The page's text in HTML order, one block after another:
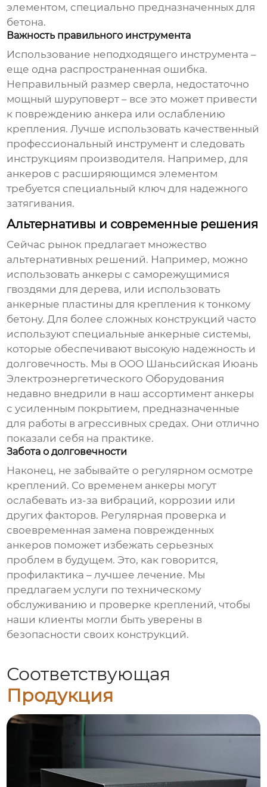
элементом, специально предназначенных для
бетона.
Важность правильного инструмента
Использование неподходящего инструмента –
еще одна распространенная ошибка.
Неправильный размер сверла, недостаточно
мощный шуруповерт – все это может привести
к повреждению анкера или ослаблению
крепления. Лучше использовать качественный
профессиональный инструмент и следовать
инструкциям производителя. Например, для
анкеров с расширяющимся элементом
требуется специальный ключ для надежного
затягивания.
Альтернативы и современные решения
Сейчас рынок предлагает множество
альтернативных решений. Например, можно
использовать анкеры с саморежущимися
гвоздями для дерева, или использовать
анкерные пластины для крепления к тонкому
бетону. Для более сложных конструкций часто
используют специальные анкерные системы,
которые обеспечивают высокую надежность и
долговечность. Мы в ООО Шаньсийская Июань
Электроэнергетического Оборудования
недавно внедрили в наш ассортимент анкеры
с усиленным покрытием, предназначенные
для работы в агрессивных средах. Они отлично
показали себя на практике.
Забота о долговечности
Наконец, не забывайте о регулярном осмотре
креплений. Со временем анкеры могут
ослабевать из-за вибраций, коррозии или
других факторов. Регулярная проверка и
своевременная замена поврежденных
анкеров поможет избежать серьезных
проблем в будущем. Это, как говорится,
профилактика – лучшее лечение. Мы
предлагаем услуги по техническому
обслуживанию и проверке креплений, чтобы
наши клиенты могли быть уверены в
безопасности своих конструкций.
Соответствующая
Продукция